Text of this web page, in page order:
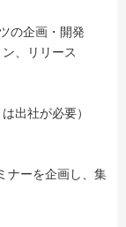
の企画・開発
、リリース
出社が必要）
ナーを企画し、集